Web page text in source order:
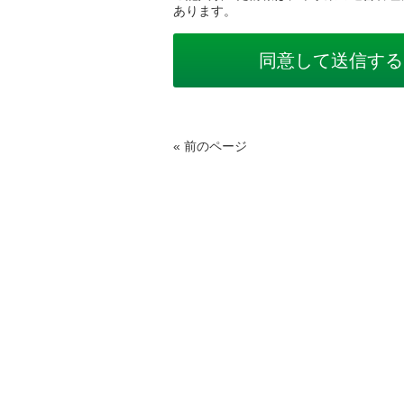
あります。
« 前のページ